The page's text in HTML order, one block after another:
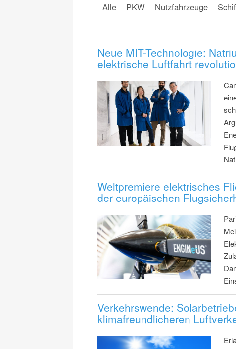
Alle PKW Nutzfahrzeuge
Neue MIT-Technologie:
elektrische Luftfahrt
Weltpremiere elektrisches
der europäischen
Verkehrswende:
klimafreundlicheren